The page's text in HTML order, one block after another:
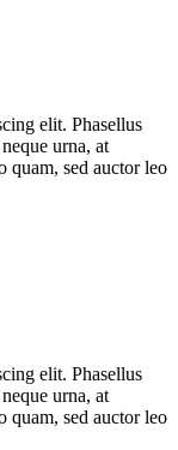
elit. Phasellus
urna, at
quam, sed auctor leo
elit. Phasellus
urna, at
quam, sed auctor leo